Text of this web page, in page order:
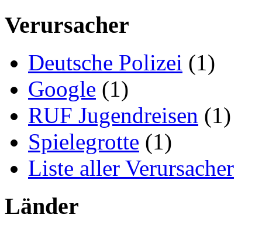
Verursacher
Deutsche Polizei (1)
Google (1)
RUF Jugendreisen (1)
Spielegrotte (1)
Liste aller Verursacher
Länder